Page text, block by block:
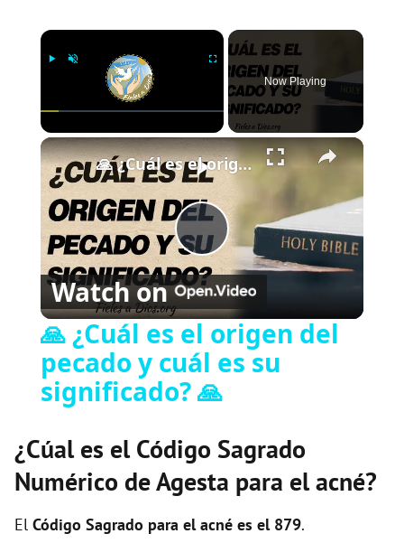
×
Play Unmute Fullscreen
Now Playing
×
P
l
V
i
🙏 ¿Cuál es el origen del pecado y cuál es su significado? 🙏
Watch on
🙏 ¿Cuál es el origen del
pecado y cuál es su
significado? 🙏
¿Cúal es el Código Sagrado
Numérico de Agesta para el acné?
El Código Sagrado para el acné es el 879.